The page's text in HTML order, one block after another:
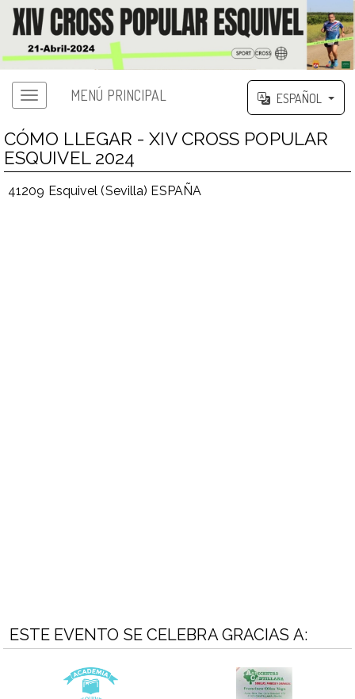
MENÚ PRINCIPAL ESPAÑOL
CÓMO LLEGAR - XIV CROSS POPULAR
ESQUIVEL 2024
41209 Esquivel (Sevilla) ESPAÑA
ESTE EVENTO SE CELEBRA GRACIAS A: